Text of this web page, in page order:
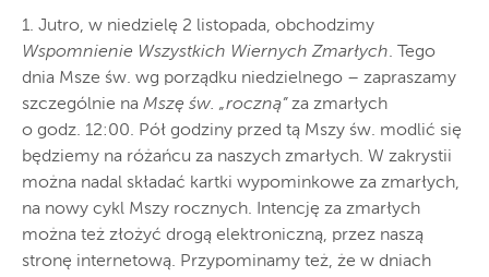
1. Jutro, w niedzielę 2 listopada, obchodzimy
Wspomnienie Wszystkich Wiernych Zmarłych. Tego
dnia Msze św. wg porządku niedzielnego – zapraszamy
szczególnie na Mszę św. „roczną”za zmarłych
o godz. 12:00. Pół godziny przed tą Mszy św. modlić się
będziemy na różańcu za naszych zmarłych. W zakrystii
można nadal składać kartki wypominkowe za zmarłych,
na nowy cykl Mszy rocznych. Intencję za zmarłych
można też złożyć drogą elektroniczną, przez naszą
stronę internetową. Przypominamy też, że w dniach